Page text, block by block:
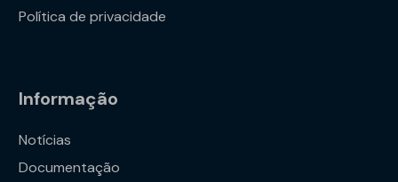
Política de privacidade
Informação
Notícias
Documentação